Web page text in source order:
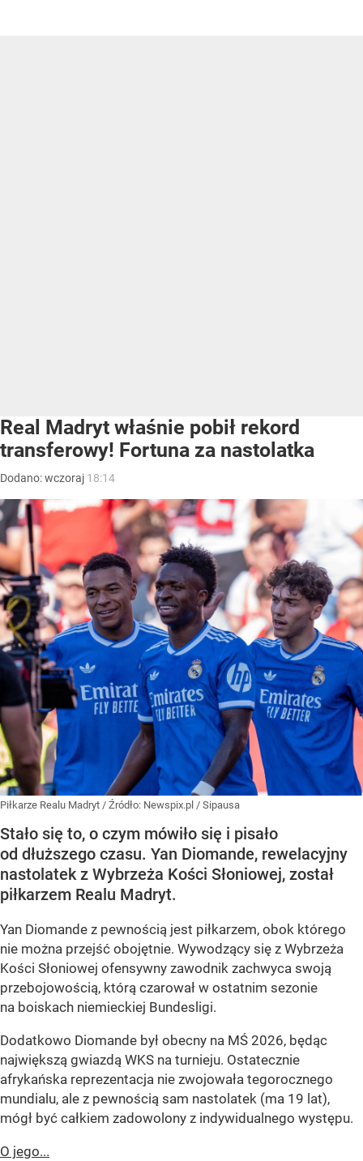
Real Madryt właśnie pobił rekord
transferowy! Fortuna za nastolatka
Dodano:wczoraj 18:14
Piłkarze Realu Madryt / Źródło: Newspix.pl / Sipausa
Stało się to, o czym mówiło się i pisało
od dłuższego czasu. Yan Diomande, rewelacyjny
nastolatek z Wybrzeża Kości Słoniowej, został
piłkarzem Realu Madryt.
Yan Diomande z pewnością jest piłkarzem, obok którego
nie można przejść obojętnie. Wywodzący się z Wybrzeża
Kości Słoniowej ofensywny zawodnik zachwyca swoją
przebojowością, którą czarował w ostatnim sezonie
na boiskach niemieckiej Bundesligi.
Dodatkowo Diomande był obecny na MŚ 2026, będąc
największą gwiazdą WKS na turnieju. Ostatecznie
afrykańska reprezentacja nie zwojowała tegorocznego
mundialu, ale z pewnością sam nastolatek (ma 19 lat),
mógł być całkiem zadowolony z indywidualnego występu.
O jego...